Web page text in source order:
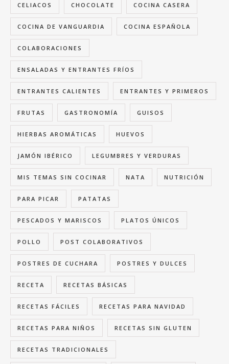
CELIACOS CHOCOLATE COCINA CASERA
COCINA DE VANGUARDIA COCINA ESPAÑOLA
COLABORACIONES
ENSALADAS Y ENTRANTES FRÍOS
ENTRANTES CALIENTES ENTRANTES Y PRIMEROS
FRUTAS GASTRONOMÍA GUISOS
HIERBAS AROMÁTICAS HUEVOS
JAMÓN IBÉRICO LEGUMBRES Y VERDURAS
MIS TEMAS SIN COCINAR NATA NUTRICIÓN
PARA PICAR PATATAS
PESCADOS Y MARISCOS PLATOS ÚNICOS
POLLO POST COLABORATIVOS
POSTRES DE CUCHARA POSTRES Y DULCES
RECETA RECETAS BÁSICAS
RECETAS FÁCILES RECETAS PARA NAVIDAD
RECETAS PARA NIÑOS RECETAS SIN GLUTEN
RECETAS TRADICIONALES